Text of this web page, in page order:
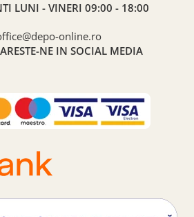
LUNI - VINERI 09:00 - 18:00
online.ro
NE IN SOCIAL MEDIA